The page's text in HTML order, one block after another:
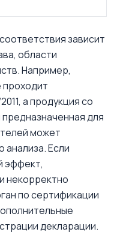
зависит
области
Например,
проходит
а продукция со
для
может
анализа. Если
эффект,
некорректно
по сертификации
декларации.